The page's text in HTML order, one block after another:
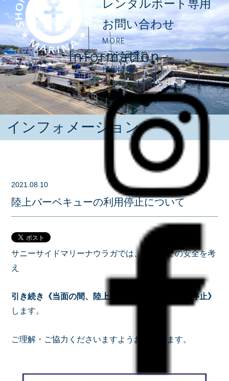
レンタルボート専用
お問い合わせ
MORE
メルマガ登録
採用情報
フォローはこちら：
Information
インフォメーション
2021.08.10
陸上バーベキューの利用停止について
サニーサイドマリーナウラガでは、お客さまの安全を考
え
引き続き《当面の間、陸上バーベキューの利用を停止》
します。
ご理解・ご協力くださいますようお願いします。